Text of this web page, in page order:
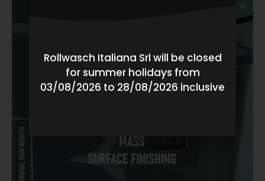
Rollwasch Italiana Srl will be closed
for summer holidays from
03/08/2026 to 28/08/2026 inclusive